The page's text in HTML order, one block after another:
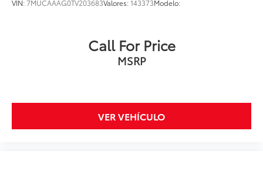
VIN:7MUCAAAG0TV203683Valores:143373Modelo:
Call For Price
MSRP
VER VEHÍCULO